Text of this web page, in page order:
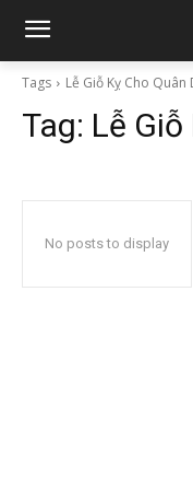
Tags Lễ Giỗ Kỵ Cho Quân
Tag: Lễ Giỗ
No posts to display